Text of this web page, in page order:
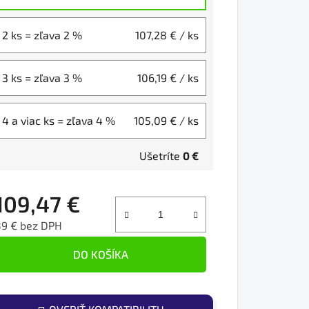
2 ks = zľava 2 % 107,28 € / ks
3 ks = zľava 3 % 106,19 € / ks
4 a viac ks = zľava 4 % 105,09 € / ks
Ušetríte 0 €
€
€ bez DPH
DO KOŠÍKA